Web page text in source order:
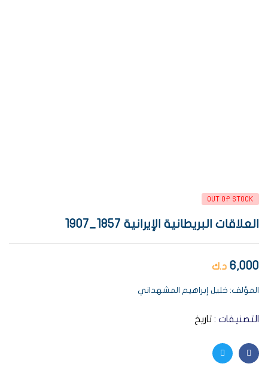
OUT OF STOCK
العلاقات البريطانية الإيرانية 1857_1907
6,000 د.ك
المؤلف: خليل إبراهيم المشهداني
التصنيفات : تاريخ
Facebook
Twitter